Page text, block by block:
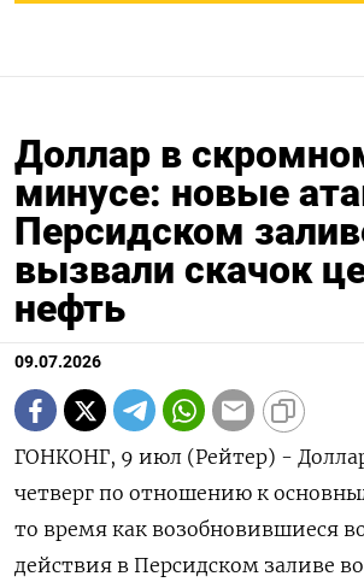
Доллар в
минусе: новые
Персидском
вызвали скачок
нефть
09.07.2026
ГОНКОНГ, 9 июл (Рейтер) -
четверг по отношению к
то время как возобновившиеся
действия в Персидском заливе